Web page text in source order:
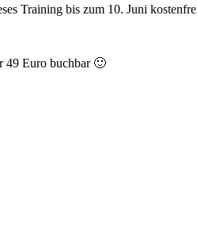
Training bis zum 10. Juni
49 Euro buchbar 🙂